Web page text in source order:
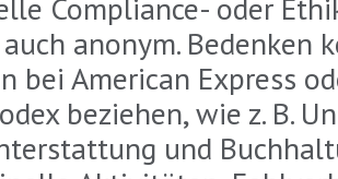
Compliance- oder
anonym. Bedenken
bei American Express
beziehen, wie z. B.
und